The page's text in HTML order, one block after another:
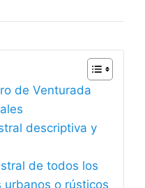
de Venturada
descriptiva y
de todos los
urbanos o rústicos